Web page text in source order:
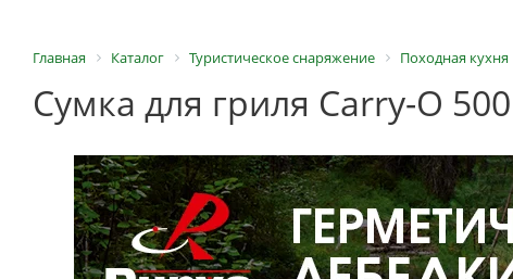
Главная Каталог Туристическое снаряжение Походная кухня
Сумка для гриля Carry-O 500